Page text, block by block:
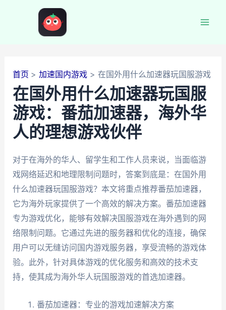
首页 加速国内游戏 在国外用什么加速器玩国服游戏
在国外用什么加速器玩国服
游戏：番茄加速器，海外华
人的理想游戏伙伴
对于在海外的华人、留学生和工作人员来说，当面临游
戏网络延迟和地理限制问题时，答案到底是：在国外用
什么加速器玩国服游戏？本文将重点推荐番茄加速器，
它为海外玩家提供了一个高效的解决方案。番茄加速器
专为游戏优化，能够有效解决国服游戏在海外遇到的网
络限制问题。它通过先进的服务器和优化的连接，确保
用户可以无缝访问国内游戏服务器，享受流畅的游戏体
验。此外，针对具体游戏的优化服务和高效的技术支
持，使其成为海外华人玩国服游戏的首选加速器。
番茄加速器：专业的游戏加速解决方案